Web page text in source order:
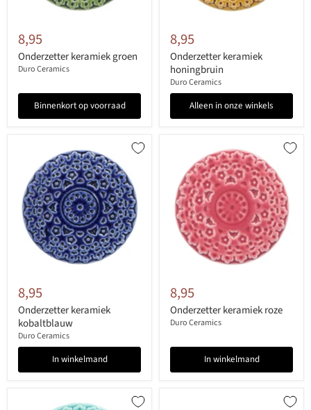
8,95
Onderzetter keramiek groen
Duro Ceramics
Binnenkort op voorraad
8,95
Onderzetter keramiek
honingbruin
Duro Ceramics
Alleen in onze winkels
8,95
Onderzetter keramiek
kobaltblauw
Duro Ceramics
In winkelmand
8,95
Onderzetter keramiek roze
Duro Ceramics
In winkelmand